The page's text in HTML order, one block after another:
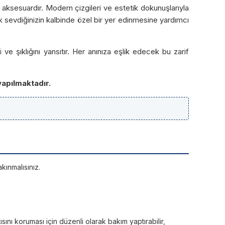
aksesuardır. Modern çizgileri ve estetik dokunuşlarıyla
kalbinde özel bir yer edinmesine yardımcı
yansıtır. Her anınıza eşlik edecek bu zarif
koruması için düzenli olarak bakım yaptırabilir,